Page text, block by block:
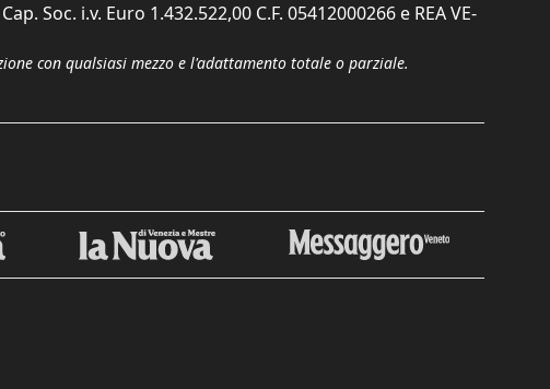
Soc. i.v. Euro 1.432.522,00 C.F. 05412000266 e REA VE-
con qualsiasi mezzo e l'adattamento totale o parziale.